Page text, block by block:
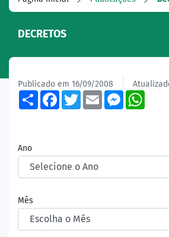
DECRETOS
Publicado em 16/09/2008
ShareFacebook
TwitterEmail
Ano
Mês